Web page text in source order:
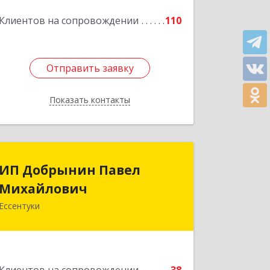
Клиентов на сопровождении 110
Отправить заявку
Показать контакты
Отправить заявку
Назад
ИП Добрынин Павел
Михайлович
Ессентуки
ИП Добрынин Павел
Михайлович